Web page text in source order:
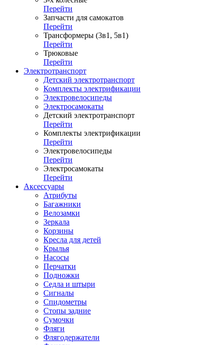
Перейти
Запчасти для самокатов
Перейти
Трансформеры (3в1, 5в1)
Перейти
Трюковые
Перейти
Электротранспорт
Детский электротранспорт
Комплекты электрификации
Электровелосипеды
Электросамокаты
Детский электротранспорт
Перейти
Комплекты электрификации
Перейти
Электровелосипеды
Перейти
Электросамокаты
Перейти
Аксессуары
Атрибуты
Багажники
Велозамки
Зеркала
Корзины
Кресла для детей
Крылья
Насосы
Перчатки
Подножки
Седла и штыри
Сигналы
Спидометры
Стопы задние
Сумочки
Фляги
Флягодержатели